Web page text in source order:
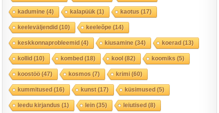
kadumine (4) kalapüük (1) kaotus (17)
keeleväljendid(10) keeleõpe (14)
keskkonnaprobleemid(4) kiusamine (34) koerad(13)
kollid(10) kombed(18) kool(82) koomiks (5)
koostöö(47) kosmos (7) krimi(60)
kummitused(16) kunst(17) küsimused(5)
leedu kirjandus (1) lein(35) leiutised(8)